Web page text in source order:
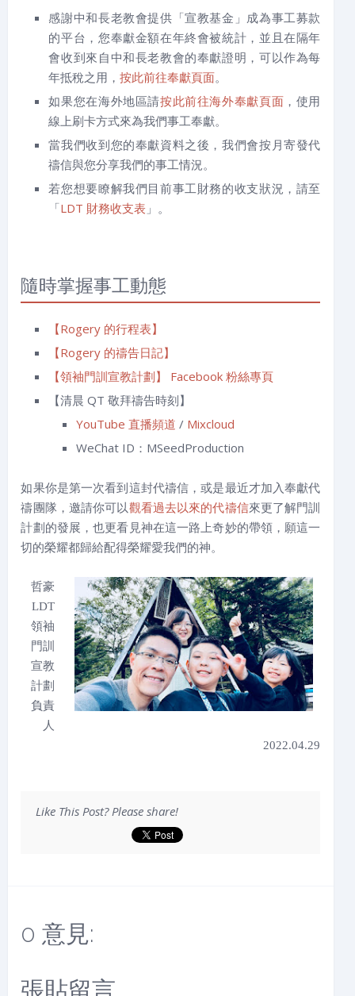
感謝中和長老教會提供「宣教基金」成為事工募款
的平台，您奉獻金額在年終會被統計，並且在隔年
會收到來自中和長老教會的奉獻證明，可以作為每
年抵稅之用，按此前往奉獻頁面。
如果您在海外地區請按此前往海外奉獻頁面 ，使用
線上刷卡方式來為我們事工奉獻。
當我們收到您的奉獻資料之後，我們會按月寄發代
禱信與您分享我們的事工情況。
若您想要瞭解我們目前事工財務的收支狀況，請至
「LDT 財務收支表 」。
隨時掌握事工動態
【Rogery 的行程表】
【Rogery 的禱告日記】
【領袖門訓宣教計劃】 Facebook 粉絲專頁
【清晨 QT 敬拜禱告時刻】
YouTube 直播頻道 / Mixcloud
WeChat ID：MSeedProduction
如果你是第一次看到這封代禱信，或是最近才加入奉獻代
禱團隊，邀請你可以觀看過去以來的代禱信來更了解門訓
計劃的發展，也更看見神在這一路上奇妙的帶領，願這一
切的榮耀都歸給配得榮耀愛我們的神。
哲豪
LDT
領袖
門訓
宣教
計劃
負責
人
2022.04.29
Like This Post? Please share!
0 意見:
張貼留言